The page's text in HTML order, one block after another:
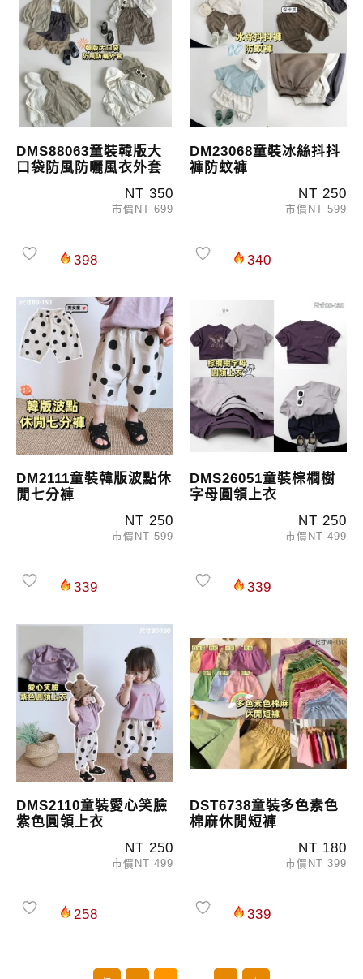
DMS88063童裝韓版大
口袋防風防曬風衣外套
NT 350
市價NT 699
398
DM23068童裝冰絲抖抖
褲防蚊褲
NT 250
市價NT 599
340
DM2111童裝韓版波點休
閒七分褲
NT 250
市價NT 599
339
DMS26051童裝棕櫚樹
字母圓領上衣
NT 250
市價NT 499
339
DMS2110童裝愛心笑臉
紫色圓領上衣
NT 250
市價NT 499
258
DST6738童裝多色素色
棉麻休閒短褲
NT 180
市價NT 399
339